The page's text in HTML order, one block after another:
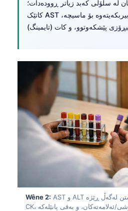
لە سلۆڵی کەبد زیاتر ڕوودەدات؛
کاتێک AST دەستپێدەکات، پێویستە بیربکەیتەوە بۆ ماسیچه،
Wêne 2: AST و ALT باشترین شێوە بۆ تێگەیشتن لەگەڵ ڕێژە،